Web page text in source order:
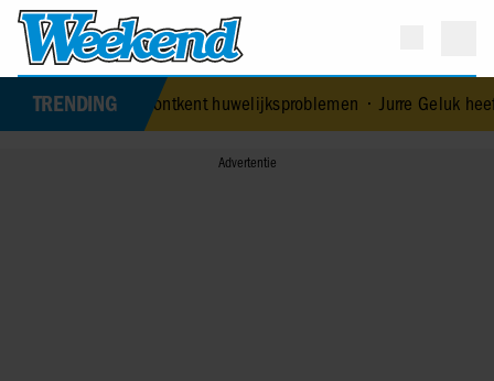
TRENDINGEdoardo ontkent huwelijksproblemen•Jurre Geluk